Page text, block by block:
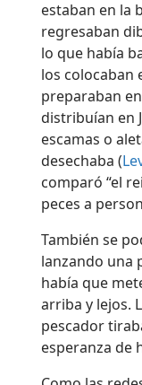
pescadores
estaban en la
regresaban
lo que había
los colocaban
preparaban
distribuían en
escamas o
desechaba (
comparó “el
peces a
También se
lanzando una
había que
arriba y lejos.
pescador
esperanza de